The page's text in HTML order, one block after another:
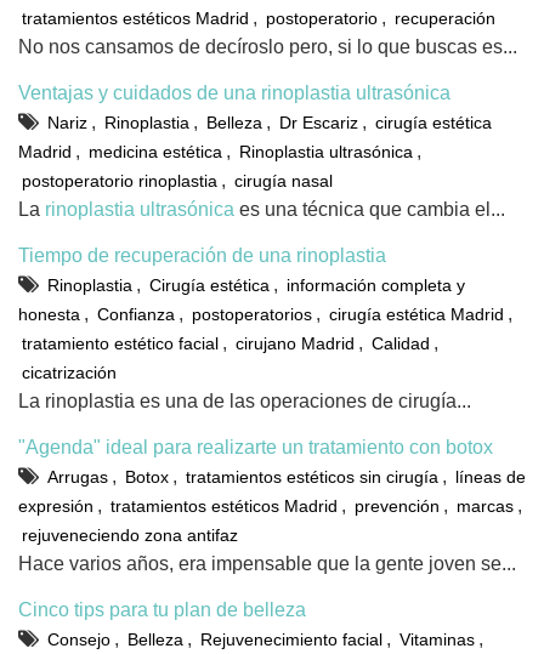
tratamientos estéticos Madrid , postoperatorio , recuperación
No nos cansamos de decíroslo pero, si lo que buscas es...
Ventajas y cuidados de una rinoplastia ultrasónica
Nariz , Rinoplastia , Belleza , Dr Escariz , cirugía estética
Madrid , medicina estética , Rinoplastia ultrasónica ,
postoperatorio rinoplastia , cirugía nasal
La rinoplastia ultrasónica es una técnica que cambia el...
Tiempo de recuperación de una rinoplastia
Rinoplastia , Cirugía estética , información completa y
honesta , Confianza , postoperatorios , cirugía estética Madrid ,
tratamiento estético facial , cirujano Madrid , Calidad ,
cicatrización
La rinoplastia es una de las operaciones de cirugía...
"Agenda" ideal para realizarte un tratamiento con botox
Arrugas , Botox , tratamientos estéticos sin cirugía , líneas de
expresión , tratamientos estéticos Madrid , prevención , marcas ,
rejuveneciendo zona antifaz
Hace varios años, era impensable que la gente joven se...
Cinco tips para tu plan de belleza
Consejo , Belleza , Rejuvenecimiento facial , Vitaminas ,